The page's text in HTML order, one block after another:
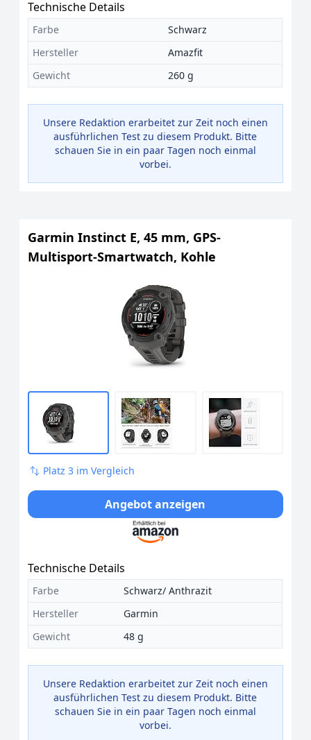
Technische Details
Farbe
Schwarz
Hersteller
Amazfit
Gewicht
260 g
Unsere Redaktion erarbeitet zur Zeit noch einen
ausführlichen Test zu diesem Produkt. Bitte
schauen Sie in ein paar Tagen noch einmal
vorbei.
Garmin Instinct E, 45 mm, GPS-
Multisport-Smartwatch, Kohle
Platz 3 im Vergleich
Angebot anzeigen
Technische Details
Farbe
Schwarz/ Anthrazit
Hersteller
Garmin
Gewicht
48 g
Unsere Redaktion erarbeitet zur Zeit noch einen
ausführlichen Test zu diesem Produkt. Bitte
schauen Sie in ein paar Tagen noch einmal
vorbei.